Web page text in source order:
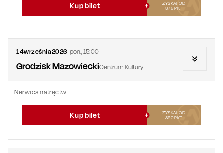
Kup bilet
ZYSKAJ OD
375PKT
14września2026 pon.,15:00
Grodzisk MazowieckiCentrum Kultury
Nerwica natręctw
Kup bilet
ZYSKAJ OD
390PKT